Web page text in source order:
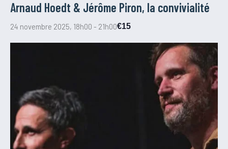
Arnaud Hoedt & Jérôme Piron, la convivialité
24 novembre 2025, 18h00 - 21h00€15